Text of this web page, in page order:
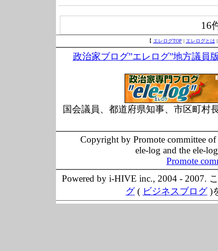
16
【 エレログTOP | エレログとは
政治家ブログ”エレログ”地方議員
国会議員、都道府県知事、市区町村
Copyright by Promote committee
ele-log and the ele-
Promote
Powered by i-HIVE inc., 2004 - 2007.
グ( ビジネスブログ)